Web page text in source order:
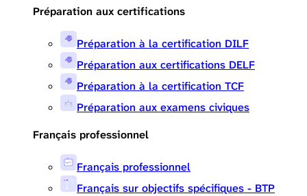
Préparation aux certifications
Préparation à la certification DILF
Préparation aux certifications DELF
Préparation à la certification TCF
Préparation aux examens civiques
Français professionnel
Français professionnel
Français sur objectifs spécifiques - BTP